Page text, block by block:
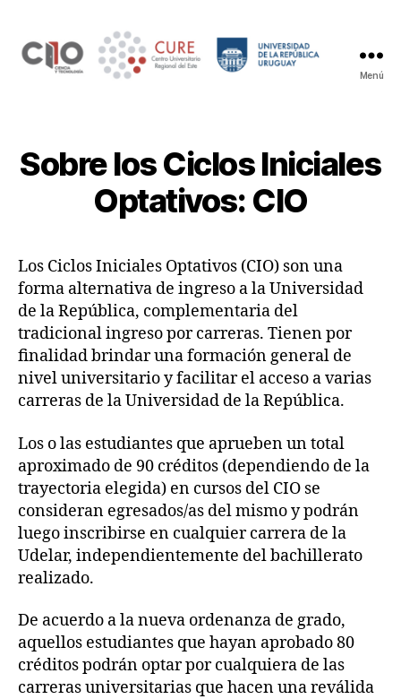
Ciencia
y
Tecnología
Regional
del
Este
Menú
Sobre los Ciclos Iniciales
Optativos: CIO
Los Ciclos Iniciales Optativos (CIO) son una
forma alternativa de ingreso a la Universidad
de la República, complementaria del
tradicional ingreso por carreras. Tienen por
finalidad brindar una formación general de
nivel universitario y facilitar el acceso a varias
carreras de la Universidad de la República.
Los o las estudiantes que aprueben un total
aproximado de 90 créditos (dependiendo de la
trayectoria elegida) en cursos del CIO se
consideran egresados/as del mismo y podrán
luego inscribirse en cualquier carrera de la
Udelar, independientemente del bachillerato
realizado.
De acuerdo a la nueva ordenanza de grado,
aquellos estudiantes que hayan aprobado 80
créditos podrán optar por cualquiera de las
carreras universitarias que hacen una reválida